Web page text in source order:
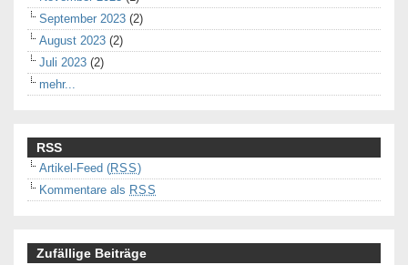
September 2023 (2)
August 2023 (2)
Juli 2023 (2)
mehr...
RSS
Artikel-Feed (RSS)
Kommentare als RSS
Zufällige Beiträge